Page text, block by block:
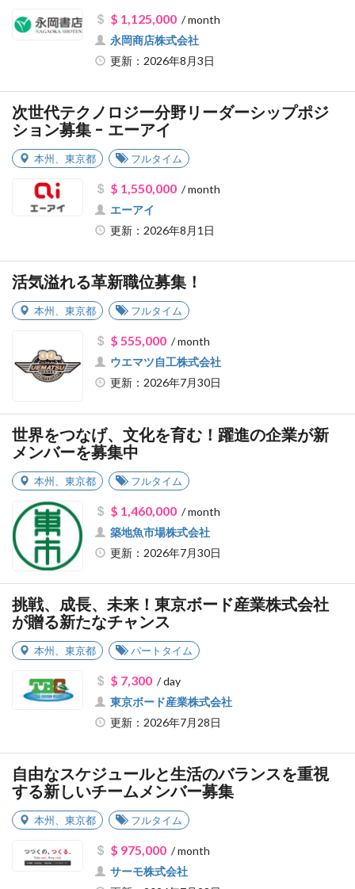
$ 1,125,000/ month
永岡商店株式会社
更新：2026年8月3日
次世代テクノロジー分野リーダーシップポジ
ション募集 - エーアイ
本州 東京都 フルタイム
$ 1,550,000/ month
エーアイ
更新：2026年8月1日
活気溢れる革新職位募集！
本州 東京都 フルタイム
$ 555,000/ month
ウエマツ自工株式会社
更新：2026年7月30日
世界をつなげ、文化を育む！躍進の企業が新
メンバーを募集中
本州 東京都 フルタイム
$ 1,460,000/ month
築地魚市場株式会社
更新：2026年7月30日
挑戦、成長、未来！東京ボード産業株式会社
が贈る新たなチャンス
本州 東京都 パートタイム
$ 7,300/ day
東京ボード産業株式会社
更新：2026年7月28日
自由なスケジュールと生活のバランスを重視
する新しいチームメンバー募集
本州 東京都 フルタイム
$ 975,000/ month
サーモ株式会社